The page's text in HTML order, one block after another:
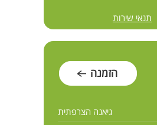
תנאי שירות
הזמנה
גיאנה הצרפתית